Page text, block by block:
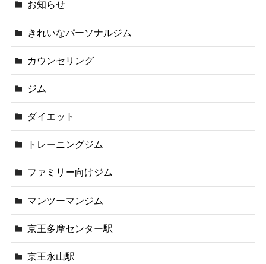
お知らせ
きれいなパーソナルジム
カウンセリング
ジム
ダイエット
トレーニングジム
ファミリー向けジム
マンツーマンジム
京王多摩センター駅
京王永山駅